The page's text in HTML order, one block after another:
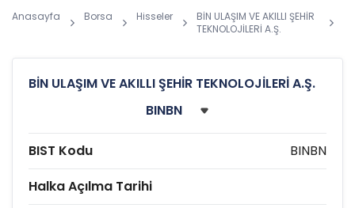
Anasayfa Borsa Hisseler
BİN ULAŞIM VE AKILLI ŞEHİR
TEKNOLOJİLERİ A.Ş.
BİN ULAŞIM VE AKILLI ŞEHİR TEKNOLOJİLERİ A.Ş.
BIST Kodu
BINBN
Halka Açılma Tarihi